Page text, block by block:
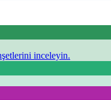
inceleyin.